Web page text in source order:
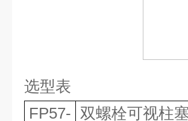
选型表
FP57- 双螺栓可视柱